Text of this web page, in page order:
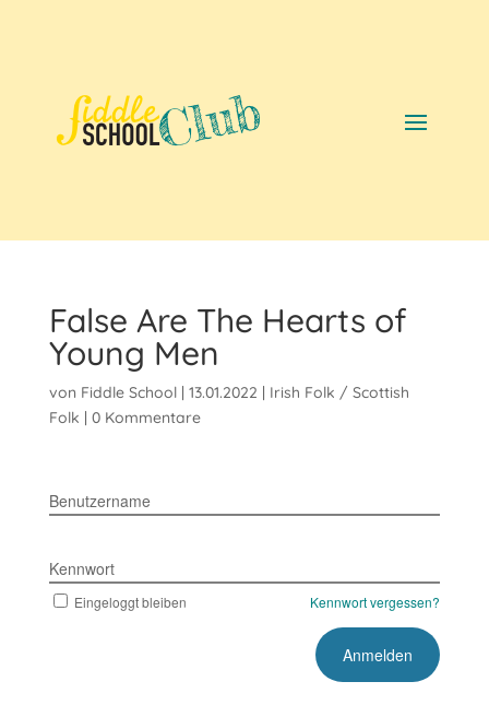
False Are The Hearts of
Young Men
von Fiddle School| 13.01.2022 | Irish Folk / Scottish
Folk | 0 Kommentare
Benutzername
Kennwort
Eingeloggt bleiben Kennwort vergessen?